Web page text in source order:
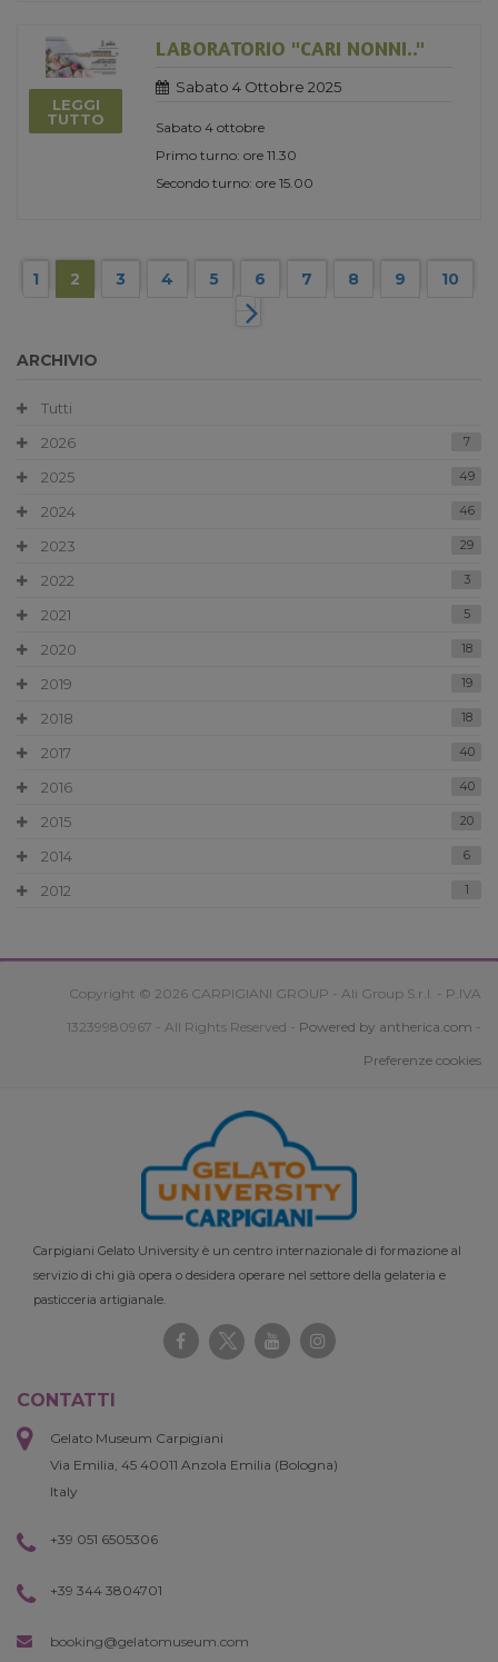
LEGGI
TUTTO
LABORATORIO "CARI NONNI.."
Sabato 4 Ottobre 2025
Sabato 4 ottobre
Primo turno: ore 11.30
Secondo turno: ore 15.00
1 2 3 4 5 6 7 8 9 10
ARCHIVIO
Tutti
2026
7
2025 49
2024 46
2023 29
2022 3
2021 5
2020 18
2019 19
2018 18
2017 40
2016 40
2015 20
2014 6
2012 1
Copyright © 2026 CARPIGIANI GROUP - Ali Group S.r.l. - P.IVA
13239980967 - All Rights Reserved - Powered by antherica.com -
Preferenze cookies
Carpigiani Gelato University è un centro internazionale di formazione al
servizio di chi già opera o desidera operare nel settore della gelateria e
pasticceria artigianale.
CONTATTI
Gelato Museum Carpigiani
Via Emilia, 45 40011 Anzola Emilia (Bologna)
Italy
+39 051 6505306
+39 344 3804701
booking@gelatomuseum.com